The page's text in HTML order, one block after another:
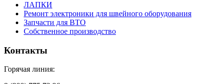
ЛАПКИ
Ремонт электроники для швейного оборудования
Запчасти для ВТО
Собственное производство
Контакты
Горячая линия: